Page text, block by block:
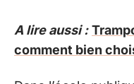
A lire aussi :
comment bien